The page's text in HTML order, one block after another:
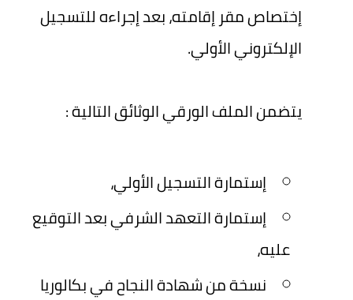
إختصاص مقر إقامته، بعد إجراءه للتسجيل
الإلكتروني الأولي.
يتضمن الملف الورقي الوثائق التالية :
إستمارة التسجيل الأولي،
إستمارة التعهد الشرفي بعد التوقيع
عليه،
نسخة من شهادة النجاح في بكالوريا